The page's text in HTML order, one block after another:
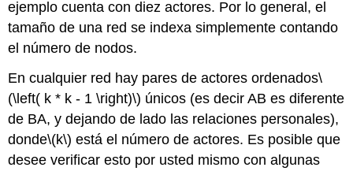
ejemplo cuenta con diez actores. Por lo general, el
tamaño de una red se indexa simplemente contando
el número de nodos.
En cualquier red hay pares de actores ordenados\
(\left( k * k - 1 \right)\) únicos (es decir AB es diferente
de BA, y dejando de lado las relaciones personales),
donde\(k\) está el número de actores. Es posible que
desee verificar esto por usted mismo con algunas